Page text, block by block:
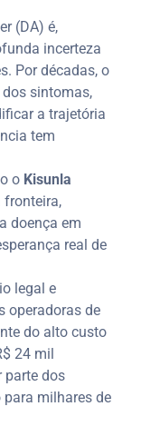
(DA) é,
incerteza
Por décadas, o
sintomas,
a trajetória
tem
o Kisunla
fronteira,
doença em
real de
legal e
operadoras de
do alto custo
24 mil
parte dos
milhares de